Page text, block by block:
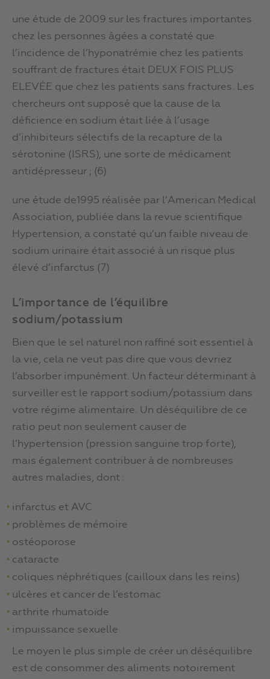
une étude de 2009 sur les fractures importantes
chez les personnes âgées a constaté que
l’incidence de l’hyponatrémie chez les patients
souffrant de fractures était DEUX FOIS PLUS
ELEVÉE que chez les patients sans fractures. Les
chercheurs ont supposé que la cause de la
déficience en sodium était liée à l’usage
d’inhibiteurs sélectifs de la recapture de la
sérotonine (ISRS), une sorte de médicament
antidépresseur ; (6)
une étude de1995 réalisée par l’American Medical
Association, publiée dans la revue scientifique
Hypertension, a constaté qu’un faible niveau de
sodium urinaire était associé à un risque plus
élevé d’infarctus (7)
L’importance de l’équilibre
sodium/potassium
Bien que le sel naturel non raffiné soit essentiel à
la vie, cela ne veut pas dire que vous devriez
l’absorber impunément. Un facteur déterminant à
surveiller est le rapport sodium/potassium dans
votre régime alimentaire. Un déséquilibre de ce
ratio peut non seulement causer de
l’hypertension (pression sanguine trop forte),
mais également contribuer à de nombreuses
autres maladies, dont :
infarctus et AVC
problèmes de mémoire
ostéoporose
cataracte
coliques néphrétiques (cailloux dans les reins)
ulcères et cancer de l’estomac
arthrite rhumatoïde
impuissance sexuelle
Le moyen le plus simple de créer un déséquilibre
est de consommer des aliments notoirement